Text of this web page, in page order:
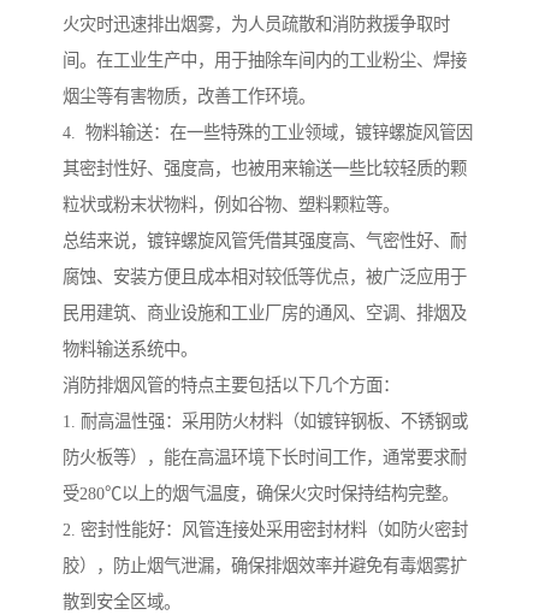
火灾时迅速排出烟雾，为人员疏散和消防救援争取时
间。在工业生产中，用于抽除车间内的工业粉尘、焊接
烟尘等有害物质，改善工作环境。
4. 物料输送：在一些特殊的工业领域，镀锌螺旋风管因
其密封性好、强度高，也被用来输送一些比较轻质的颗
粒状或粉末状物料，例如谷物、塑料颗粒等。
总结来说，镀锌螺旋风管凭借其强度高、气密性好、耐
腐蚀、安装方便且成本相对较低等优点，被广泛应用于
民用建筑、商业设施和工业厂房的通风、空调、排烟及
物料输送系统中。
消防排烟风管的特点主要包括以下几个方面：
1. 耐高温性强：采用防火材料（如镀锌钢板、不锈钢或
防火板等），能在高温环境下长时间工作，通常要求耐
受280℃以上的烟气温度，确保火灾时保持结构完整。
2. 密封性能好：风管连接处采用密封材料（如防火密封
胶），防止烟气泄漏，确保排烟效率并避免有毒烟雾扩
散到安全区域。